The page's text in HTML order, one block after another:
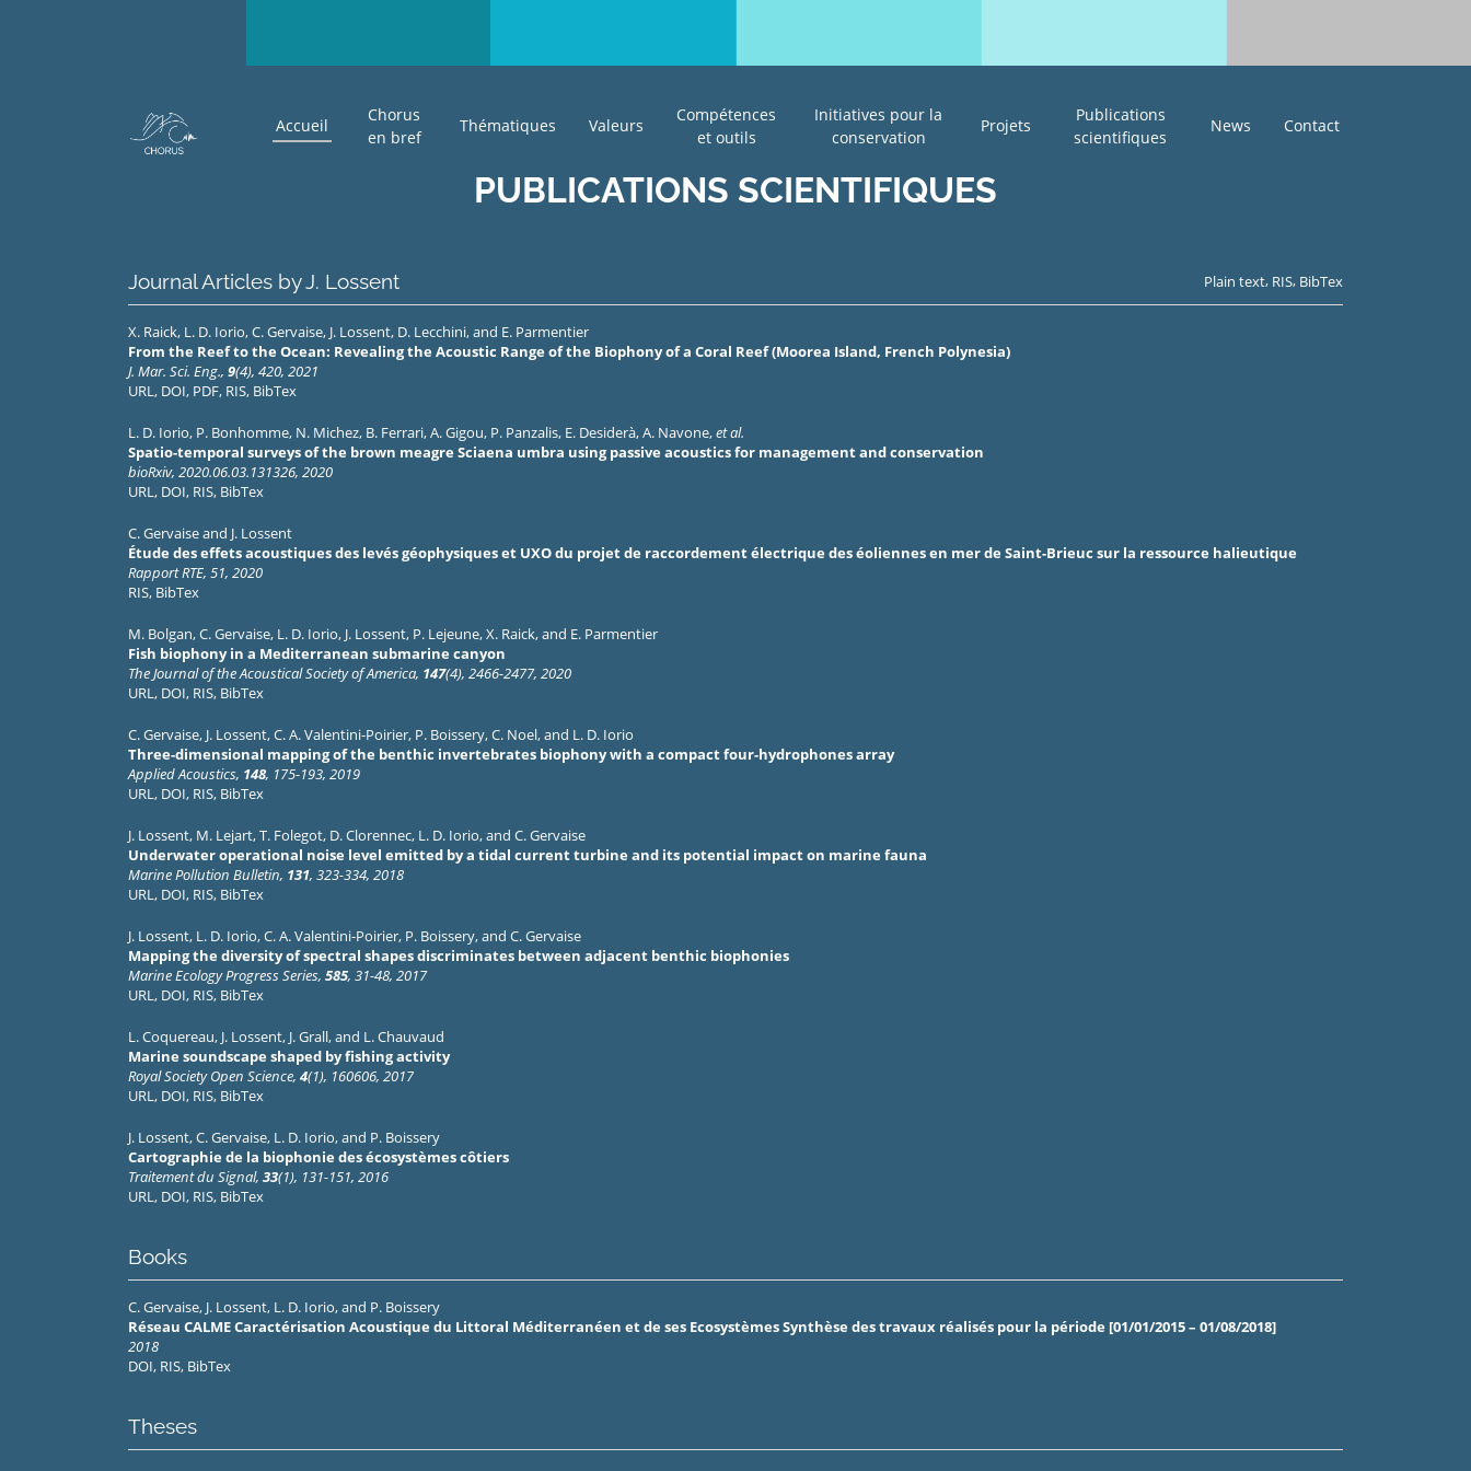
Accueil
Chorus
en bref
Thématiques Valeurs
Compétences
et outils
Initiatives pour la
conservation
Projets
Publications
scientifiques
News Contact
PUBLICATIONS SCIENTIFIQUES
Plain text, RIS, BibTex
Journal Articles by J. Lossent
X. Raick, L. D. Iorio,C. Gervaise, J. Lossent, D. Lecchini, and E. Parmentier
From the Reef to the Ocean: Revealing the Acoustic Range of the Biophony of a Coral Reef (Moorea Island, French Polynesia)
J. Mar. Sci. Eng., 9(4), 420, 2021
URL, DOI, PDF, RIS, BibTex
L. D. Iorio, P. Bonhomme, N. Michez, B. Ferrari,A. Gigou, P. Panzalis, E. Desiderà,A. Navone,et al.
Spatio-temporal surveys of the brown meagre Sciaena umbra using passive acoustics for management and conservation
bioRxiv, 2020.06.03.131326, 2020
URL, DOI, RIS, BibTex
C. Gervaiseand J. Lossent
Étude des effets acoustiques des levés géophysiques et UXO du projet de raccordement électrique des éoliennes en mer de Saint-Brieuc sur la ressource halieutique
Rapport RTE, 51, 2020
RIS, BibTex
M. Bolgan,C. Gervaise, L. D. Iorio, J. Lossent, P. Lejeune,X. Raick, and E. Parmentier
Fish biophony in a Mediterranean submarine canyon
The Journal of the Acoustical Society of America, 147(4), 2466-2477, 2020
URL, DOI, RIS, BibTex
C. Gervaise, J. Lossent,C. A. Valentini-Poirier, P. Boissery,C. Noel, and L. D. Iorio
Three-dimensional mapping of the benthic invertebrates biophony with a compact four-hydrophones array
Applied Acoustics, 148, 175-193, 2019
URL, DOI, RIS, BibTex
J. Lossent, M. Lejart,T. Folegot, D. Clorennec, L. D. Iorio, and C. Gervaise
Underwater operational noise level emitted by a tidal current turbine and its potential impact on marine fauna
Marine Pollution Bulletin, 131, 323-334, 2018
URL, DOI, RIS, BibTex
J. Lossent, L. D. Iorio,C. A. Valentini-Poirier, P. Boissery, and C. Gervaise
Mapping the diversity of spectral shapes discriminates between adjacent benthic biophonies
Marine Ecology Progress Series, 585, 31-48, 2017
URL, DOI, RIS, BibTex
L. Coquereau, J. Lossent, J. Grall, and L. Chauvaud
Marine soundscape shaped by fishing activity
Royal Society Open Science, 4(1), 160606, 2017
URL, DOI, RIS, BibTex
J. Lossent,C. Gervaise, L. D. Iorio, and P. Boissery
Cartographie de la biophonie des écosystèmes côtiers
Traitement du Signal, 33(1), 131-151, 2016
URL, DOI, RIS, BibTex
Books
C. Gervaise, J. Lossent, L. D. Iorio, and P. Boissery
Réseau CALME Caractérisation Acoustique du Littoral Méditerranéen et de ses Ecosystèmes Synthèse des travaux réalisés pour la période [01/01/2015 – 01/08/2018]
2018
DOI, RIS, BibTex
Theses